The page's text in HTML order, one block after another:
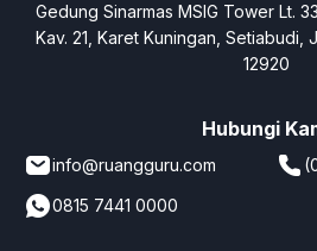
Gedung Sinarmas MSIG Tower Lt.
Kav. 21, Karet Kuningan, Setiabudi,
12920
Hubungi
info@ruangguru.com
0815 7441 0000